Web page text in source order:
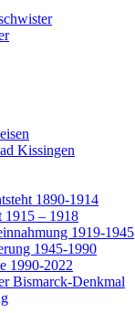
Kissingen
1890-1914
– 1918
1919-1945
1945-1990
1990-2022
Bismarck-Denkmal